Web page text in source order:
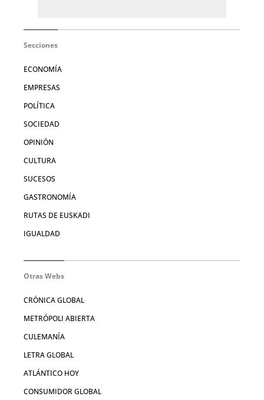
Secciones
ECONOMÍA
EMPRESAS
POLÍTICA
SOCIEDAD
OPINIÓN
CULTURA
SUCESOS
GASTRONOMÍA
RUTAS DE EUSKADI
IGUALDAD
Otras Webs
CRÓNICA GLOBAL
METRÓPOLI ABIERTA
CULEMANÍA
LETRA GLOBAL
ATLÁNTICO HOY
CONSUMIDOR GLOBAL